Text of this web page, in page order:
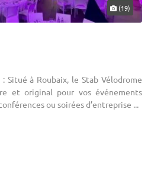
(19)
Situé à Roubaix, le Stab Vélodrome
et original pour vos événements
ou soirées d’entreprise ...